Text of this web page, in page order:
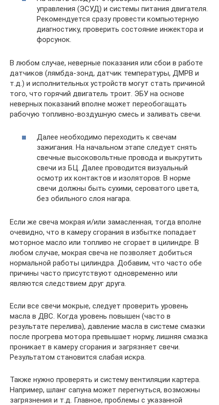
управления (ЭСУД) и системы питания двигателя.
Рекомендуется сразу провести компьютерную
диагностику, проверить состояние инжектора и
форсунок.
В любом случае, неверные показания или сбои в работе
датчиков (лямбда-зонд, датчик температуры, ДМРВ и
т.д.) и исполнительных устройств могут стать причиной
того, что горячий двигатель троит. ЭБУ на основе
неверных показаний вполне может переобогащать
рабочую топливно-воздушную смесь и заливать свечи.
Далее необходимо переходить к свечам
зажигания. На начальном этапе следует снять
свечные высоковольтные провода и выкрутить
свечи из БЦ. Далее проводится визуальный
осмотр их контактов и изоляторов. В норме
свечи должны быть сухими, сероватого цвета,
без обильного слоя нагара.
Если же свеча мокрая и/или замасленная, тогда вполне
очевидно, что в камеру сгорания в избытке попадает
моторное масло или топливо не сгорает в цилиндре. В
любом случае, мокрая свеча не позволяет добиться
нормальной работы цилиндра. Добавим, что часто обе
причины часто присутствуют одновременно или
являются следствием друг друга.
Если все свечи мокрые, следует проверить уровень
масла в ДВС. Когда уровень повышен (часто в
результате перелива), давление масла в системе смазки
после прогрева мотора превышает норму, лишняя смазка
проникает в камеру сгорания и загрязняет свечи.
Результатом становится слабая искра.
Также нужно проверять и систему вентиляции картера.
Например, шланг сапуна может перегнуться, возможны
загрязнения и т.д. Главное, проблемы с указанной